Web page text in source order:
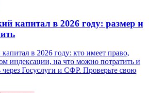
капитал в 2026 году: размер и
в 2026 году: кто имеет право,
индексации, на что можно потратить и
Госуслуги и СФР. Проверьте свою